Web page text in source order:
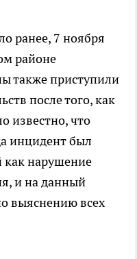
ранее, 7 ноября
районе
также приступили
после того, как
известно, что
инцидент был
как нарушение
и на данный
выяснению всех